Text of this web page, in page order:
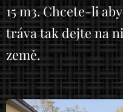
15 m3. Chcete-li
tráva tak dejte na
země.